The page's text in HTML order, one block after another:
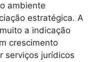
ambiente
estratégica. A
a indicação
crescimento
serviços jurídicos